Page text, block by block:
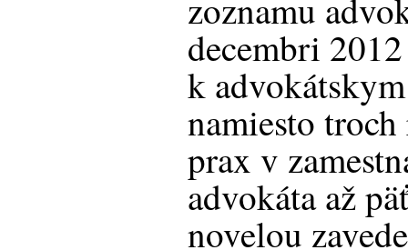
zoznamu
decembri
k
namiesto
prax v
advokáta až
novelou